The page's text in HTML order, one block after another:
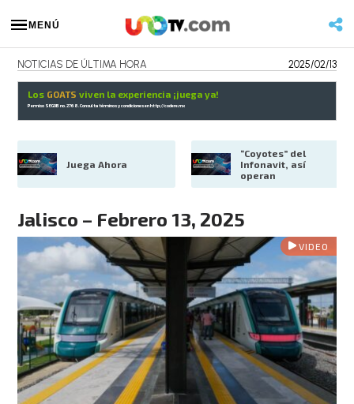
MENÚ
NOTICIAS DE ÚLTIMA HORA 2025/02/13
Los GOATS viven la experiencia ¡juega ya!
Permiso SEGOB no. 2768. Consulta términos y condiciones enhttp://codere.mx
Juega Ahora
“Coyotes” del
Infonavit, así
operan
Jalisco – Febrero 13, 2025
VIDEO